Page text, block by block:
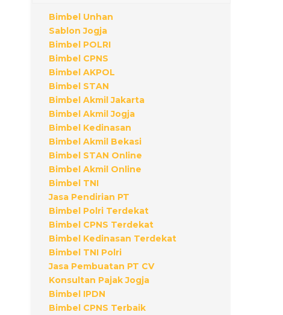
Bimbel Unhan
Sablon Jogja
Bimbel POLRI
Bimbel CPNS
Bimbel AKPOL
Bimbel STAN
Bimbel Akmil Jakarta
Bimbel Akmil Jogja
Bimbel Kedinasan
Bimbel Akmil Bekasi
Bimbel STAN Online
Bimbel Akmil Online
Bimbel TNI
Jasa Pendirian PT
Bimbel Polri Terdekat
Bimbel CPNS Terdekat
Bimbel Kedinasan Terdekat
Bimbel TNI Polri
Jasa Pembuatan PT CV
Konsultan Pajak Jogja
Bimbel IPDN
Bimbel CPNS Terbaik